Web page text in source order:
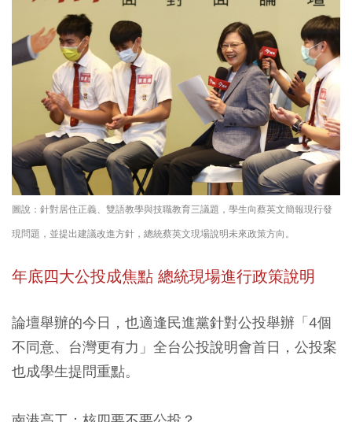
圖說：針對居住正義、雙語教學與技職教育三議題，學生向蔡英文簡報現行發
現問題，並提出建議改進方針，總統蔡英文現場說明未來政策方向。
年底四大公投成焦點 總統現場進行政策說明
論壇舉辦的今日，也適逢民進黨針對公投舉辦「4個
不同意、台灣更有力」全台公投說明會首日，公投案
也成學生提問重點。